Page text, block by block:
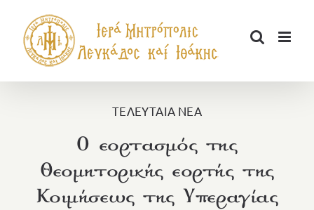
περιεχόμενο
ΤΕΛΕΥΤΑΙΑ ΝΕΑ
Ο εορτασμός της
Θεομητορικής εορτής της
Κοιμήσεως της Υπεραγίας